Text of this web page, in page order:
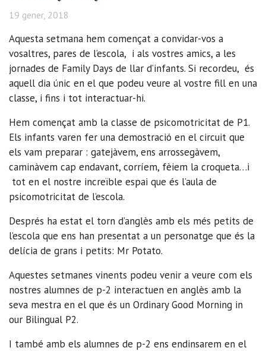
19 gener, 2018
Aquesta setmana hem començat a convidar-vos a
vosaltres, pares de l’escola, i als vostres amics, a les
jornades de Family Days de llar d’infants. Si recordeu, és
aquell dia únic en el que podeu veure al vostre fill en una
classe, i fins i tot interactuar-hi.
Hem començat amb la classe de psicomotricitat de P1.
Els infants varen fer una demostració en el circuit que
els vam preparar : gatejàvem, ens arrossegàvem,
caminàvem cap endavant, corríem, fèiem la croqueta…i
tot en el nostre increïble espai que és l’aula de
psicomotricitat de l’escola.
Després ha estat el torn d’anglès amb els més petits de
l’escola que ens han presentat a un personatge que és la
delícia de grans i petits: Mr Potato.
Aquestes setmanes vinents podeu venir a veure com els
nostres alumnes de p-2 interactuen en anglès amb la
seva mestra en el que és un Ordinary Good Morning in
our Bilingual P2.
I també amb els alumnes de p-2 ens endinsarem en el